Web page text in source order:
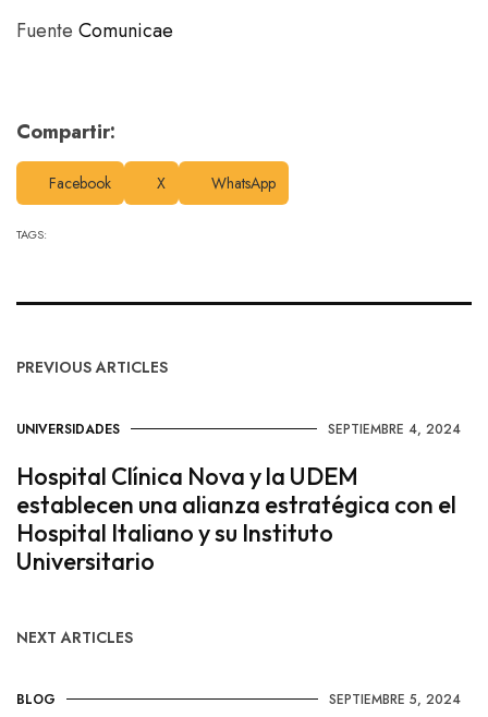
Fuente Comunicae
Compartir:
Facebook X WhatsApp
TAGS:
PREVIOUS ARTICLES
UNIVERSIDADES SEPTIEMBRE 4, 2024
Hospital Clínica Nova y la UDEM
establecen una alianza estratégica con el
Hospital Italiano y su Instituto
Universitario
NEXT ARTICLES
BLOG SEPTIEMBRE 5, 2024